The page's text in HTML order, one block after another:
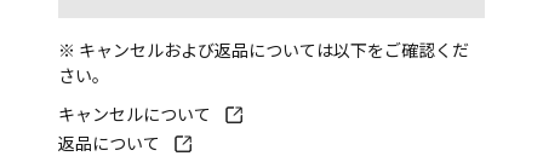
※ キャンセルおよび返品については以下をご確認くだ
さい。
キャンセルについて
返品について